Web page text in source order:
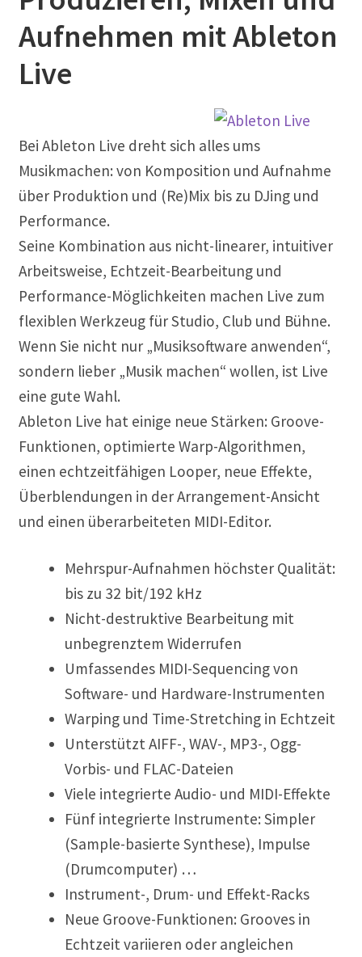
Notation Notensatz
Plug In
Sequenzer
Sound Samples
Zubehör
Aufnehmen mit Ableton
Live
Bei Ableton Live dreht sich alles ums
Musikmachen: von Komposition und Aufnahme
über Produktion und (Re)Mix bis zu DJing und
Performance.
Seine Kombination aus nicht-linearer, intuitiver
Arbeitsweise, Echtzeit-Bearbeitung und
Performance-Möglichkeiten machen Live zum
flexiblen Werkzeug für Studio, Club und Bühne.
Wenn Sie nicht nur „Musiksoftware anwenden“,
sondern lieber „Musik machen“ wollen, ist Live
eine gute Wahl.
Ableton Live hat einige neue Stärken: Groove-
Funktionen, optimierte Warp-Algorithmen,
einen echtzeitfähigen Looper, neue Effekte,
Überblendungen in der Arrangement-Ansicht
und einen überarbeiteten MIDI-Editor.
Mehrspur-Aufnahmen höchster Qualität:
bis zu 32 bit/192 kHz
Nicht-destruktive Bearbeitung mit
unbegrenztem Widerrufen
Umfassendes MIDI-Sequencing von
Software- und Hardware-Instrumenten
Warping und Time-Stretching in Echtzeit
Unterstützt AIFF-, WAV-, MP3-, Ogg-
Vorbis- und FLAC-Dateien
Viele integrierte Audio- und MIDI-Effekte
Fünf integrierte Instrumente: Simpler
(Sample-basierte Synthese), Impulse
(Drumcomputer) …
Instrument-, Drum- und Effekt-Racks
Neue Groove-Funktionen: Grooves in
Echtzeit variieren oder angleichen